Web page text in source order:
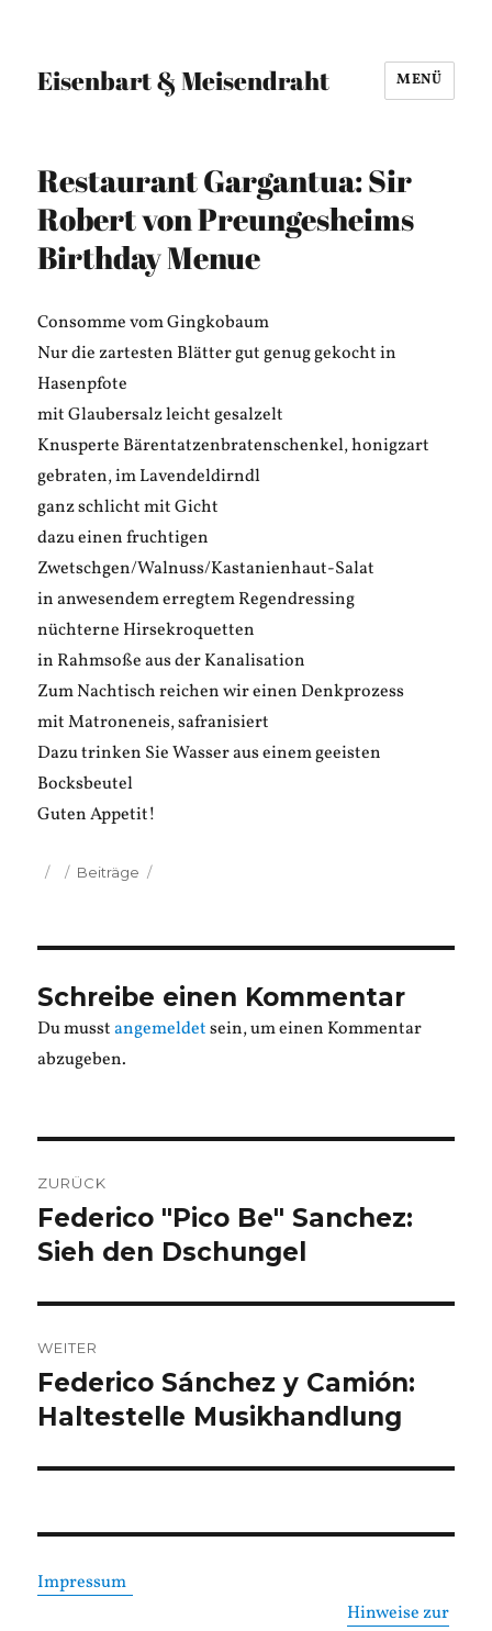
Eisenbart & Meisendraht MENÜ
Restaurant Gargantua: Sir
Robert von Preungesheims
Birthday Menue
Consomme vom Gingkobaum
Nur die zartesten Blätter gut genug gekocht in
Hasenpfote
mit Glaubersalz leicht gesalzelt
Knusperte Bärentatzenbratenschenkel, honigzart
gebraten, im Lavendeldirndl
ganz schlicht mit Gicht
dazu einen fruchtigen
Zwetschgen/Walnuss/Kastanienhaut-Salat
in anwesendem erregtem Regendressing
nüchterne Hirsekroquetten
in Rahmsoße aus der Kanalisation
Zum Nachtisch reichen wir einen Denkprozess
mit Matroneneis, safranisiert
Dazu trinken Sie Wasser aus einem geeisten
Bocksbeutel
Guten Appetit!
Veröffentlicht
Kategorien
Beiträge
Schreibe einen Kommentar
Du musstangemeldetsein, um einen Kommentar
abzugeben.
ZURÜCK
Vorheriger
Beitrag:
Federico "Pico Be" Sanchez:
Sieh den Dschungel
WEITER
Nächster
Beitrag:
Federico Sánchez y Camión:
Haltestelle Musikhandlung
Impressum
Hinweise zur